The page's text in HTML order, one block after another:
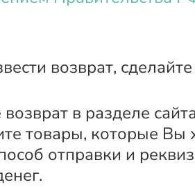
возврат,
в разделе
товары, которые Вы
отправки и